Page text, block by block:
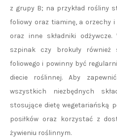
z grupy B; na przykład rośliny
foliowy oraz tiaminę, a orzechy
oraz inne składniki
szpinak czy brokuły również
foliowego i powinny być
diecie roślinnej. Aby
wszystkich niezbędnych
stosujące dietę wegetariańską
posiłków oraz korzystać z
żywieniu roślinnym.